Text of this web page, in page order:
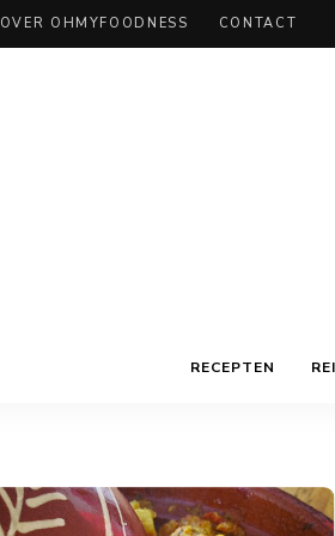
OVER OHMYFOODNESS CONTACT
RECEPTEN